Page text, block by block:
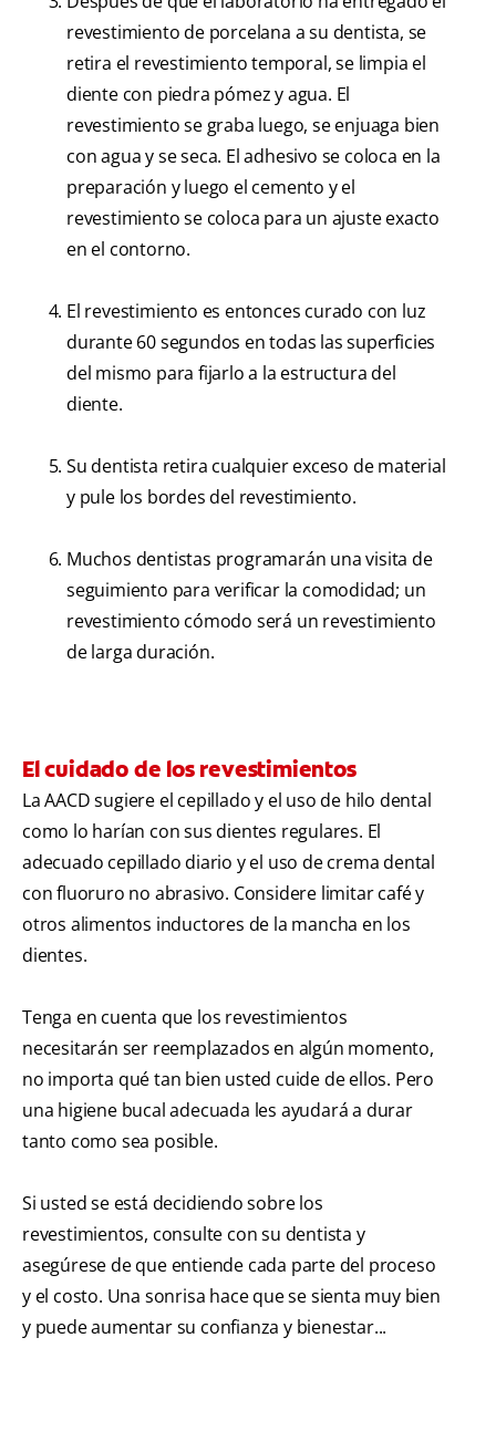
revestimiento de porcelana a su dentista, se
retira el revestimiento temporal, se limpia el
diente con piedra pómez y agua. El
revestimiento se graba luego, se enjuaga bien
con agua y se seca. El adhesivo se coloca en la
preparación y luego el cemento y el
revestimiento se coloca para un ajuste exacto
en el contorno.
El revestimiento es entonces curado con luz
durante 60 segundos en todas las superficies
del mismo para fijarlo a la estructura del
diente.
Su dentista retira cualquier exceso de material
y pule los bordes del revestimiento.
Muchos dentistas programarán una visita de
seguimiento para verificar la comodidad; un
revestimiento cómodo será un revestimiento
de larga duración.
El cuidado de los revestimientos
La AACD sugiere el cepillado y el uso de hilo dental
como lo harían con sus dientes regulares. El
adecuado cepillado diario y el uso de crema dental
con fluoruro no abrasivo. Considere limitar café y
otros alimentos inductores de la mancha en los
dientes.
Tenga en cuenta que los revestimientos
necesitarán ser reemplazados en algún momento,
no importa qué tan bien usted cuide de ellos. Pero
una higiene bucal adecuada les ayudará a durar
tanto como sea posible.
Si usted se está decidiendo sobre los
revestimientos, consulte con su dentista y
asegúrese de que entiende cada parte del proceso
y el costo. Una sonrisa hace que se sienta muy bien
y puede aumentar su confianza y bienestar...